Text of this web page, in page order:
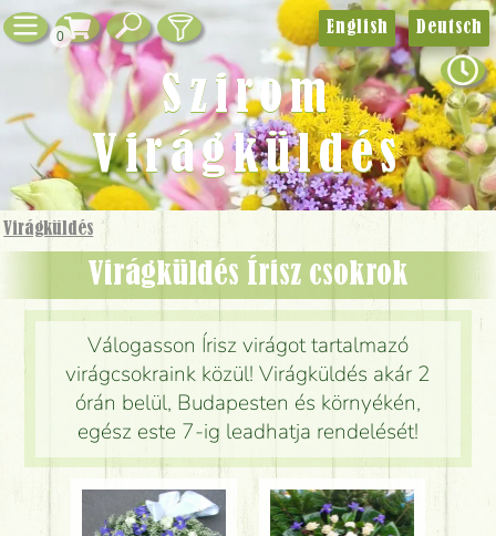
0
Virágküldés
Virágküldés Írisz csokrok
Válogasson Írisz virágot tartalmazó
virágcsokraink közül! Virágküldés akár 2
órán belül, Budapesten és környékén,
egész este 7-ig leadhatja rendelését!
English Deutsch
Szirom
Virágküldés